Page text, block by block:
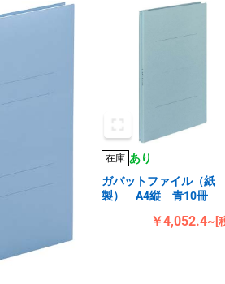
在庫 あり
ガバットファイル（紙
製） A4縦 青10冊
￥4,052.4~[